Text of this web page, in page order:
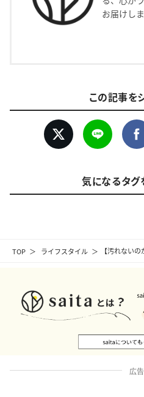
TOP ライフスタイル 【汚れない
お届けしま
この記事を
気になるタグ
広告